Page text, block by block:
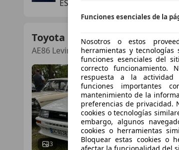
ES-48510 Trapagaran
Toyota Corolla
AE86 Levin Coupe
3
€
Funciones esenciales de la
Nosotros o estos
herramientas y tecnologías
funciones esenciales del
correcto funcionamiento.
respuesta a la
funciones importantes
mantenimiento de la
preferencias de privacidad.
cookies o tecnologías
embargo, algunos
cookies o herramientas
Bloquear estas cookies o
afectar la funcionalidad del